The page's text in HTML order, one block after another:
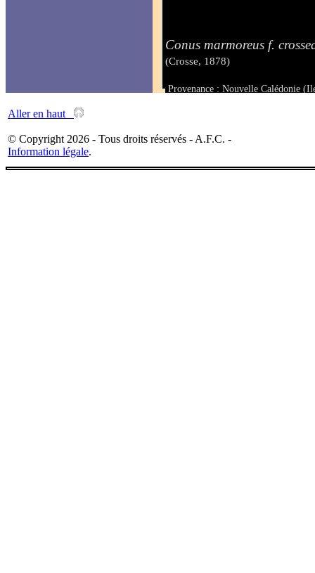
Conus marmoreus f.
(Crosse, 1878)
Provenance : Nouvelle Calédonie
Aller en haut
© Copyright 2026 - Tous droits réservés - A.F.C. -
Information légale.